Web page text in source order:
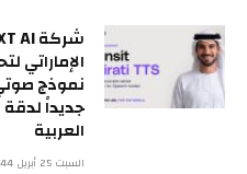
الإماراتي
نموذج
جديداً
العربية
السبت 25 أبريل 9:44 م